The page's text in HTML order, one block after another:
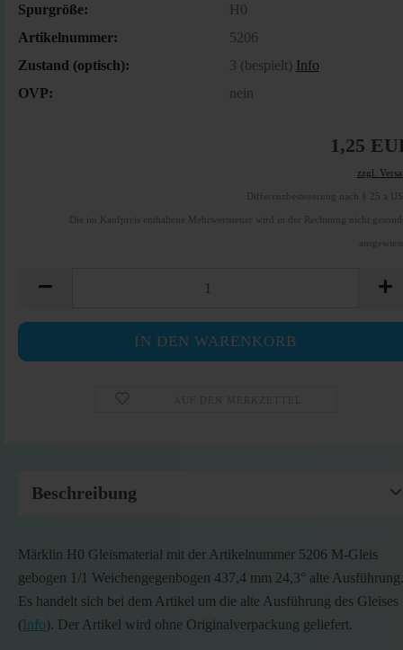
Spurgröße:
H0
Artikelnummer:
5206
Zustand (optisch):
3 (bespielt) Info
OVP:
nein
1,25
zzgl.
Differenzbesteuerung nach § 25 a
Die im Kaufpreis enthaltene Mehrwertsteuer wird in der Rechnung nicht
Beschreibung
Märklin H0 Gleismaterial mit der Artikelnummer 5206 M-Gleis
gebogen 1/1 Weichengegenbogen 437,4 mm 24,3° alte Ausführung.
Es handelt sich bei dem Artikel um die alte Ausführung des Gleises
(Info). Der Artikel wird ohne Originalverpackung geliefert.